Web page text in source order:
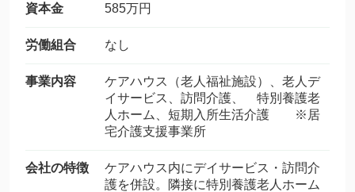
資本金 585万円
労働組合 なし
事業内容
ケアハウス（老人福祉施設）、老人デ
イサービス、訪問介護、 特別養護老
人ホーム、短期入所生活介護 ※居
宅介護支援事業所
会社の特徴
ケアハウス内にデイサービス・訪問介
護を併設。隣接に特別養護老人ホーム